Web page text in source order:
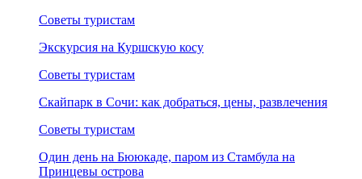
Советы туристам
Экскурсия на Куршскую косу
Советы туристам
Скайпарк в Сочи: как добраться, цены, развлечения
Советы туристам
Один день на Бююкаде, паром из Стамбула на
Принцевы острова